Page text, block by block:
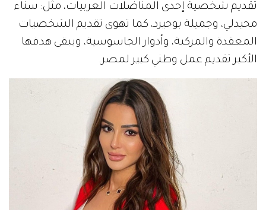
تقديم شخصية إحدى المناضلات العربيات، مثل: سناء
محيدلي، وجميلة بوحيرد، كما تهوى تقديم الشخصيات
المعقدة والمركبة، وأدوار الجاسوسية، ويبقى هدفها
الأكبر تقديم عمل وطني كبير لمصر.